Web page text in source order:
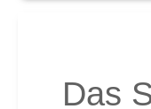
Das